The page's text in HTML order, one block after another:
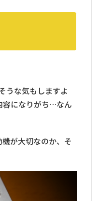
うな気もしますよ
容になりがち…なん
が大切なのか、そ